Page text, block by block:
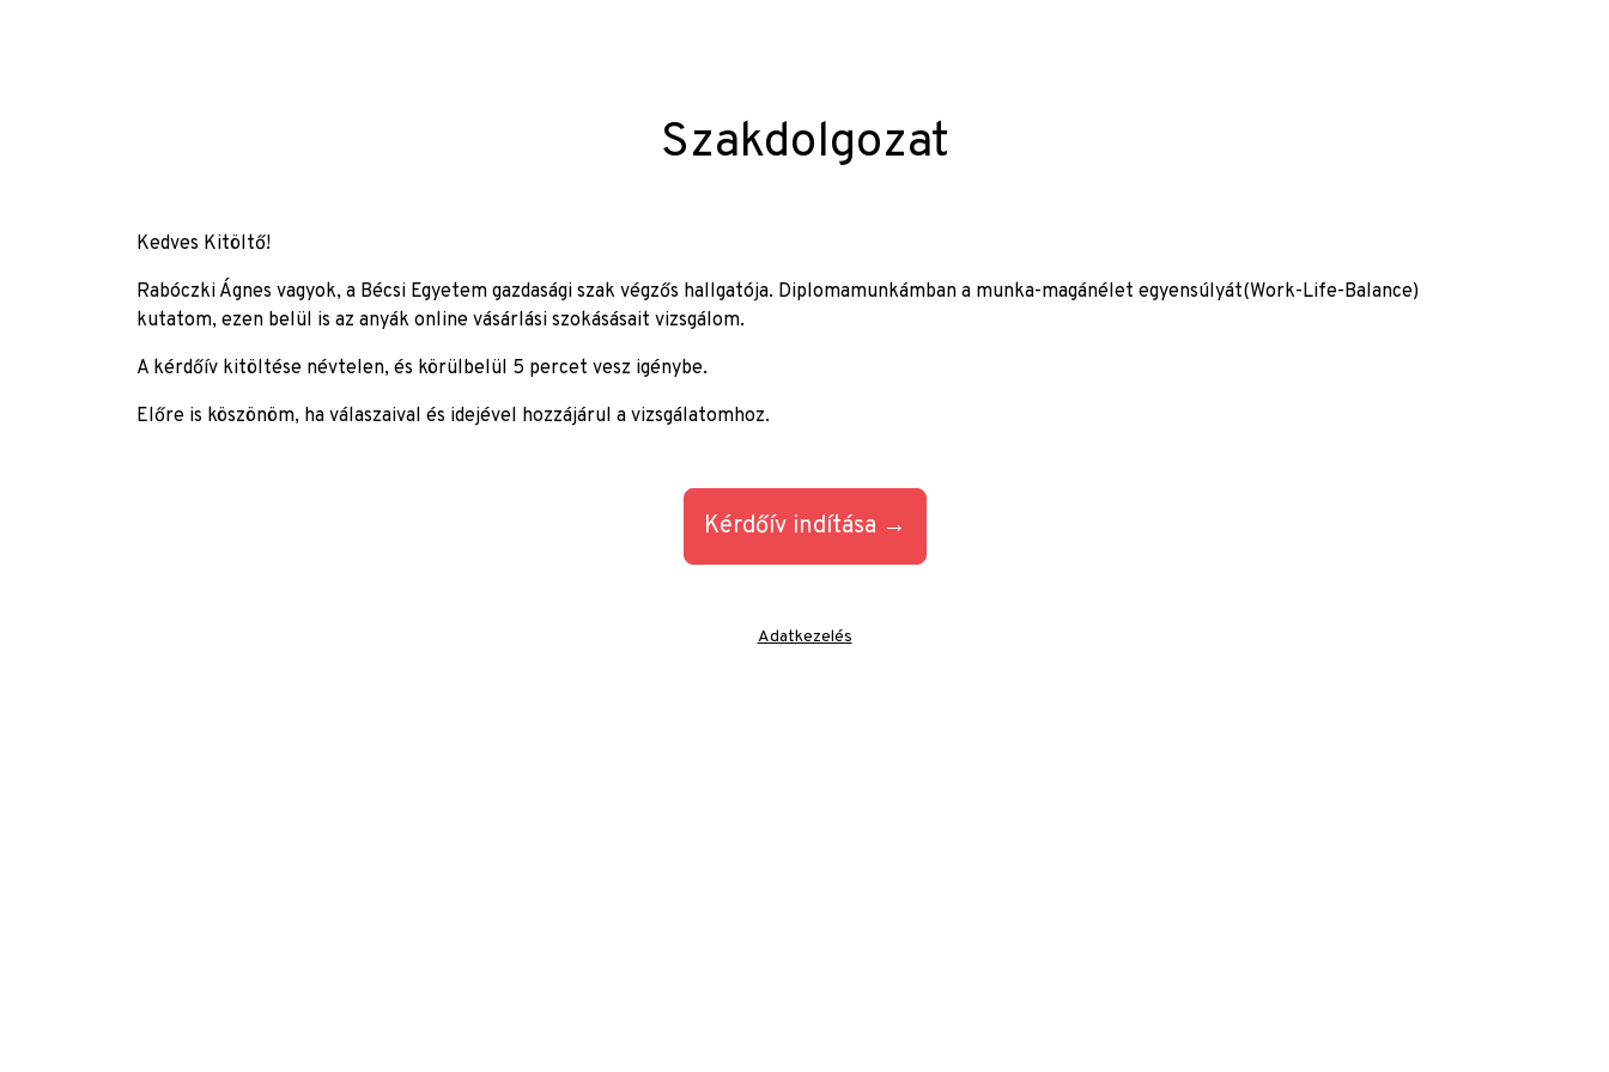
Szakdolgozat
Kedves Kitöltő!
Rabóczki Ágnes vagyok, a Bécsi Egyetem gazdasági szak végzős hallgatója. Diplomamunkámban a munka-magánélet egyensúlyát(Work-Life-Balance)
kutatom, ezen belül is az anyák online vásárlási szokásásait vizsgálom.
A kérdőív kitöltése névtelen, és körülbelül 5 percet vesz igénybe.
Előre is köszönöm, ha válaszaival és idejével hozzájárul a vizsgálatomhoz.
Kérdőív indítása →
Adatkezelés